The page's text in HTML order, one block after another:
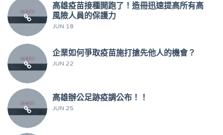
高雄疫苗接種開跑了！造冊迅速提高所有高
風險人員的保護力
JUN 18
企業如何爭取疫苗施打搶先他人的機會？
JUN 22
高雄辦公足跡疫調公布！！
JUN 25